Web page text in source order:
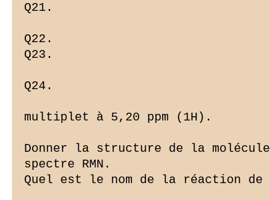
Q21.
Q22.
Q23.
Q24.
multiplet à 5,20 ppm (1H).
Donner la structure de la
spectre RMN.
Quel est le nom de la réaction